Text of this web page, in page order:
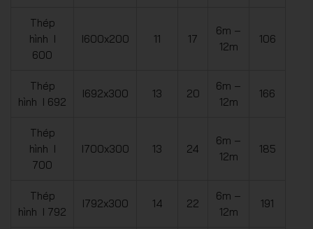
Thép
hình I
600
I600x200 11 17
6m –
12m
106
Thép
hình I 692
I692x300 13 20
6m –
12m
166
Thép
hình I
700
I700x300 13 24
6m –
12m
185
Thép
hình I 792
I792x300 14 22
6m –
12m
191